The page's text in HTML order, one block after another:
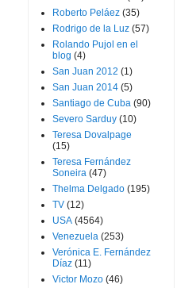
Roberto Peláez (35)
Rodrigo de la Luz (57)
Rolando Pujol en el
blog (4)
San Juan 2012 (1)
San Juan 2014 (5)
Santiago de Cuba (90)
Severo Sarduy (10)
Teresa Dovalpage
(15)
Teresa Fernández
Soneira (47)
Thelma Delgado (195)
TV (12)
USA (4564)
Venezuela (253)
Verónica E. Fernández
Díaz (11)
Victor Mozo (46)